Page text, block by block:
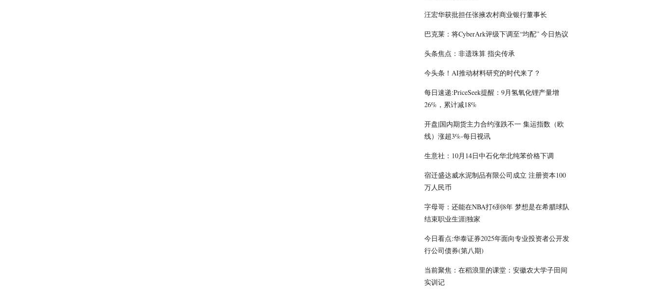
汪宏华获批担任张掖农村商业银行董事长
巴克莱：将CyberArk评级下调至“均配” 今日热议
头条焦点：非遗珠算 指尖传承
今头条！AI推动材料研究的时代来了？
每日速递:PriceSeek提醒：9月氢氧化锂产量增
26%，累计减18%
开盘|国内期货主力合约涨跌不一 集运指数（欧
线）涨超3%-每日视讯
生意社：10月14日中石化华北纯苯价格下调
宿迁盛达威水泥制品有限公司成立 注册资本100
万人民币
字母哥：还能在NBA打6到8年 梦想是在希腊球队
结束职业生涯|独家
今日看点:华泰证券2025年面向专业投资者公开发
行公司债券(第八期)
当前聚焦：在稻浪里的课堂：安徽农大学子田间
实训记